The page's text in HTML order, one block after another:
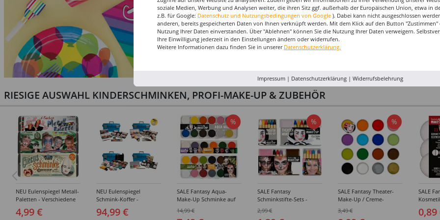
RIESIGE AUSWAHL KINDERSCHMINKEN, PROFI-MAKE-UP & ZUBEHÖR
NEU Eulenspiegel Metall-
Paletten - Verschiedene
4,99 €
NEU Eulenspiegel
Schmink-Koffer -
Ausführungen
94,99 €
%
SALE Fantasy Aqua-
Make-Up Schminke auf
Paletten - Verschiedene
14,99 €
%
SALE Fantasy
Schminkstifte-Sets -
Ausführungen
2,99 €
%
SALE Fantasy Theater-
Make-Up / Creme-
25g - Verschiedene
3,49 €
SALE
0,89
soziale Medien, Werbung und Analysen weiter, die ihren Sitz ggf. außerhalb der Europäischen Union, etwa in
z.B. für Google: Datenschutz und Nutzungsbedingungen von Google ). Dabei kann nicht ausgeschlossen
anderen, bereits gespeicherten Daten von Ihnen verknüpft werden. Mit dem Klick auf den Button "Zustimmen"
Nutzung Ihrer Daten einverstanden. Über "Ablehnen" können Sie die Nutzung Ihrer Daten verweigern.
Ihre Einwilligung jederzeit in den Einstellungen ändern oder widerrufen.
Weitere Informationen dazu finden Sie in unserer Datenschutzerklärung.
Impressum| Datenschutzerklärung| Widerrufsbelehrung